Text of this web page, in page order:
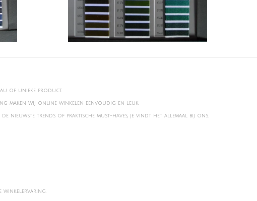
of unieke product.
maken wij online winkelen eenvoudig en leuk.
nieuwste trends of praktische must-haves, je vindt het allemaal bij ons.
winkelervaring.